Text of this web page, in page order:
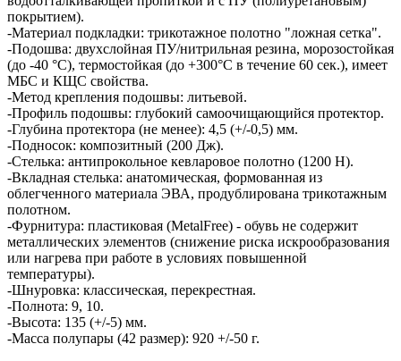
покрытием).
-Материал подкладки: трикотажное полотно "ложная сетка".
-Подошва: двухслойная ПУ/нитрильная резина, морозостойкая
(до -40 °С), термостойкая (до +300°С в течение 60 сек.), имеет
МБС и КЩС свойства.
-Метод крепления подошвы: литьевой.
-Профиль подошвы: глубокий самоочищающийся протектор.
-Глубина протектора (не менее): 4,5 (+/-0,5) мм.
-Подносок: композитный (200 Дж).
-Стелька: антипрокольное кевларовое полотно (1200 Н).
-Вкладная стелька: анатомическая, формованная из
облегченного материала ЭВА, продублирована трикотажным
полотном.
-Фурнитура: пластиковая (MetalFree) - обувь не содержит
металлических элементов (снижение риска искрообразования
или нагрева при работе в условиях повышенной
температуры).
-Шнуровка: классическая, перекрестная.
-Полнота: 9, 10.
-Высота: 135 (+/-5) мм.
-Масса полупары (42 размер): 920 +/-50 г.